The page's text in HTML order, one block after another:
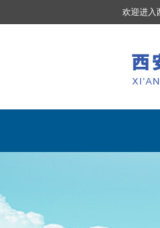
欢迎进入